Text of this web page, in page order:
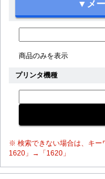
商品のみを表示
プリンタ機種
※ 検索できない場合は、キ
1620」→「1620」